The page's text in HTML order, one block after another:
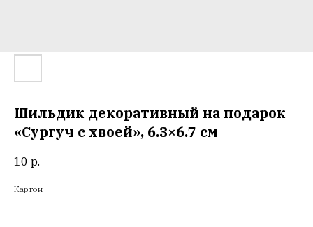
Шильдик декоративный на подарок
«Сургуч с хвоей», 6.3×6.7 см
10 р.
Картон